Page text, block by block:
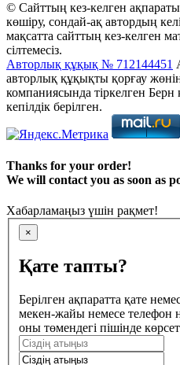
© Сайттың кез-келген
көшіру, сондай-ақ автордың
мақсатта сайттың кез-келген
сілтемесіз.
Авторлық құқық № 712144451
авторлық құқықты қорғау
компаниясында тіркелген
кепілдік берілген.
Thanks for your order!
We will contact you as soon as
Хабарламаңыз үшін рақмет!
×
Қате тапты?
Берілген ақпаратта қате
мекен-жайы немесе телефон
оны төмендегі пішінде